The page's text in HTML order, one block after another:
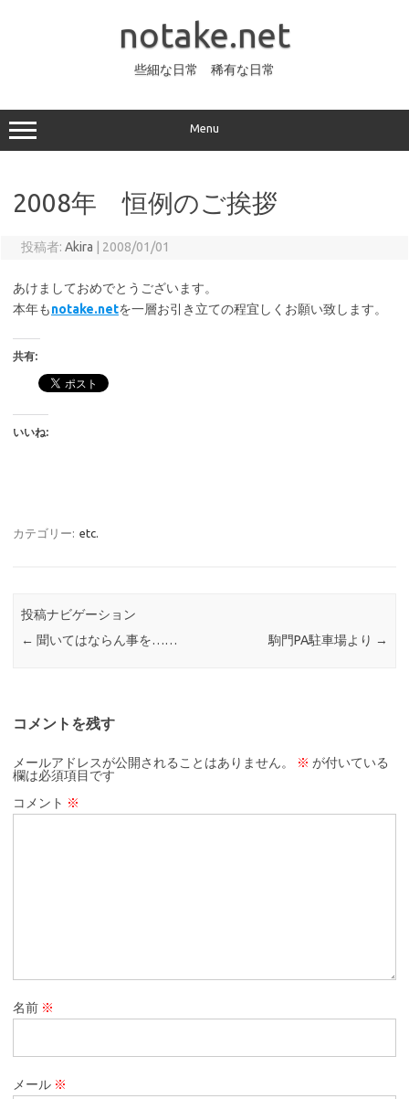
ッ
プ
notake.net
些細な日常 稀有な日常
Menu
2008年 恒例のご挨拶
投稿者: Akira 2008/01/01
あけましておめでとうございます。
本年もnotake.netを一層お引き立ての程宜しくお願い致します。
共有:
いいね:
カテゴリー: etc.
投稿ナビゲーション
← 聞いてはならん事を…… 駒門PA駐車場より →
コメントを残す
メールアドレスが公開されることはありません。 ※ が付いている
欄は必須項目です
コメント ※
名前 ※
メール ※